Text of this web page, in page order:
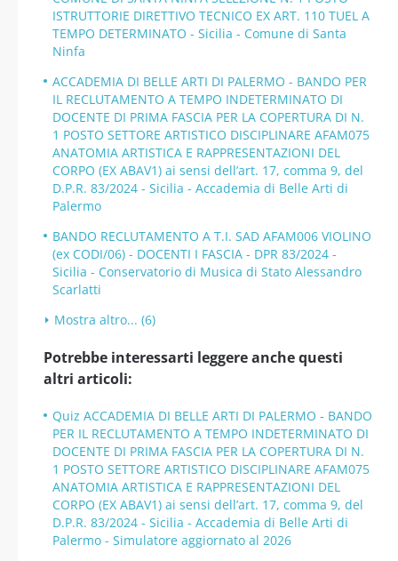
ISTRUTTORIE DIRETTIVO TECNICO EX ART. 110 TUEL A
TEMPO DETERMINATO - Sicilia - Comune di Santa
Ninfa
ACCADEMIA DI BELLE ARTI DI PALERMO - BANDO PER
IL RECLUTAMENTO A TEMPO INDETERMINATO DI
DOCENTE DI PRIMA FASCIA PER LA COPERTURA DI N.
1 POSTO SETTORE ARTISTICO DISCIPLINARE AFAM075
ANATOMIA ARTISTICA E RAPPRESENTAZIONI DEL
CORPO (EX ABAV1) ai sensi dell’art. 17, comma 9, del
D.P.R. 83/2024 - Sicilia - Accademia di Belle Arti di
Palermo
BANDO RECLUTAMENTO A T.I. SAD AFAM006 VIOLINO
(ex CODI/06) - DOCENTI I FASCIA - DPR 83/2024 -
Sicilia - Conservatorio di Musica di Stato Alessandro
Scarlatti
Mostra altro... (6)
Potrebbe interessarti leggere anche questi
altri articoli:
Quiz ACCADEMIA DI BELLE ARTI DI PALERMO - BANDO
PER IL RECLUTAMENTO A TEMPO INDETERMINATO DI
DOCENTE DI PRIMA FASCIA PER LA COPERTURA DI N.
1 POSTO SETTORE ARTISTICO DISCIPLINARE AFAM075
ANATOMIA ARTISTICA E RAPPRESENTAZIONI DEL
CORPO (EX ABAV1) ai sensi dell’art. 17, comma 9, del
D.P.R. 83/2024 - Sicilia - Accademia di Belle Arti di
Palermo - Simulatore aggiornato al 2026